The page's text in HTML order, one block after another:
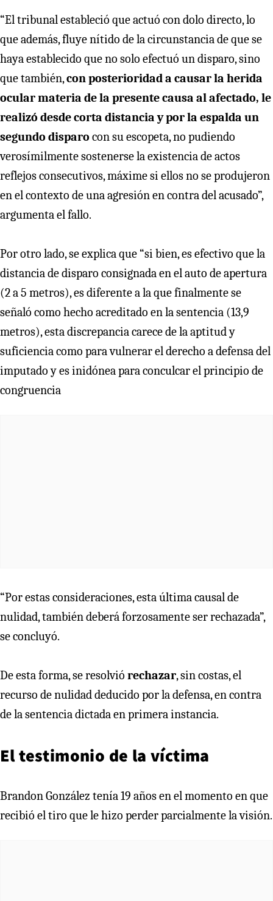
“El tribunal estableció que actuó con dolo directo, lo
que además, fluye nítido de la circunstancia de que se
haya establecido que no solo efectuó un disparo, sino
que también,con posterioridad a causar la herida
ocular materia de la presente causa al afectado, le
realizó desde corta distancia y por la espalda un
segundo disparo con su escopeta, no pudiendo
verosímilmente sostenerse la existencia de actos
reflejos consecutivos, máxime si ellos no se produjeron
en el contexto de una agresión en contra del acusado”,
argumenta el fallo.
Por otro lado, se explica que “si bien, es efectivo que la
distancia de disparo consignada en el auto de apertura
(2 a 5 metros), es diferente a la que finalmente se
señaló como hecho acreditado en la sentencia (13,9
metros), esta discrepancia carece de la aptitud y
suficiencia como para vulnerar el derecho a defensa del
imputado y es inidónea para conculcar el principio de
congruencia
“Por estas consideraciones, esta última causal de
nulidad, también deberá forzosamente ser rechazada”,
se concluyó.
De esta forma, se resolvió rechazar, sin costas, el
recurso de nulidad deducido por la defensa, en contra
de la sentencia dictada en primera instancia.
El testimonio de la víctima
Brandon González tenía 19 años en el momento en que
recibió el tiro que le hizo perder parcialmente la visión.